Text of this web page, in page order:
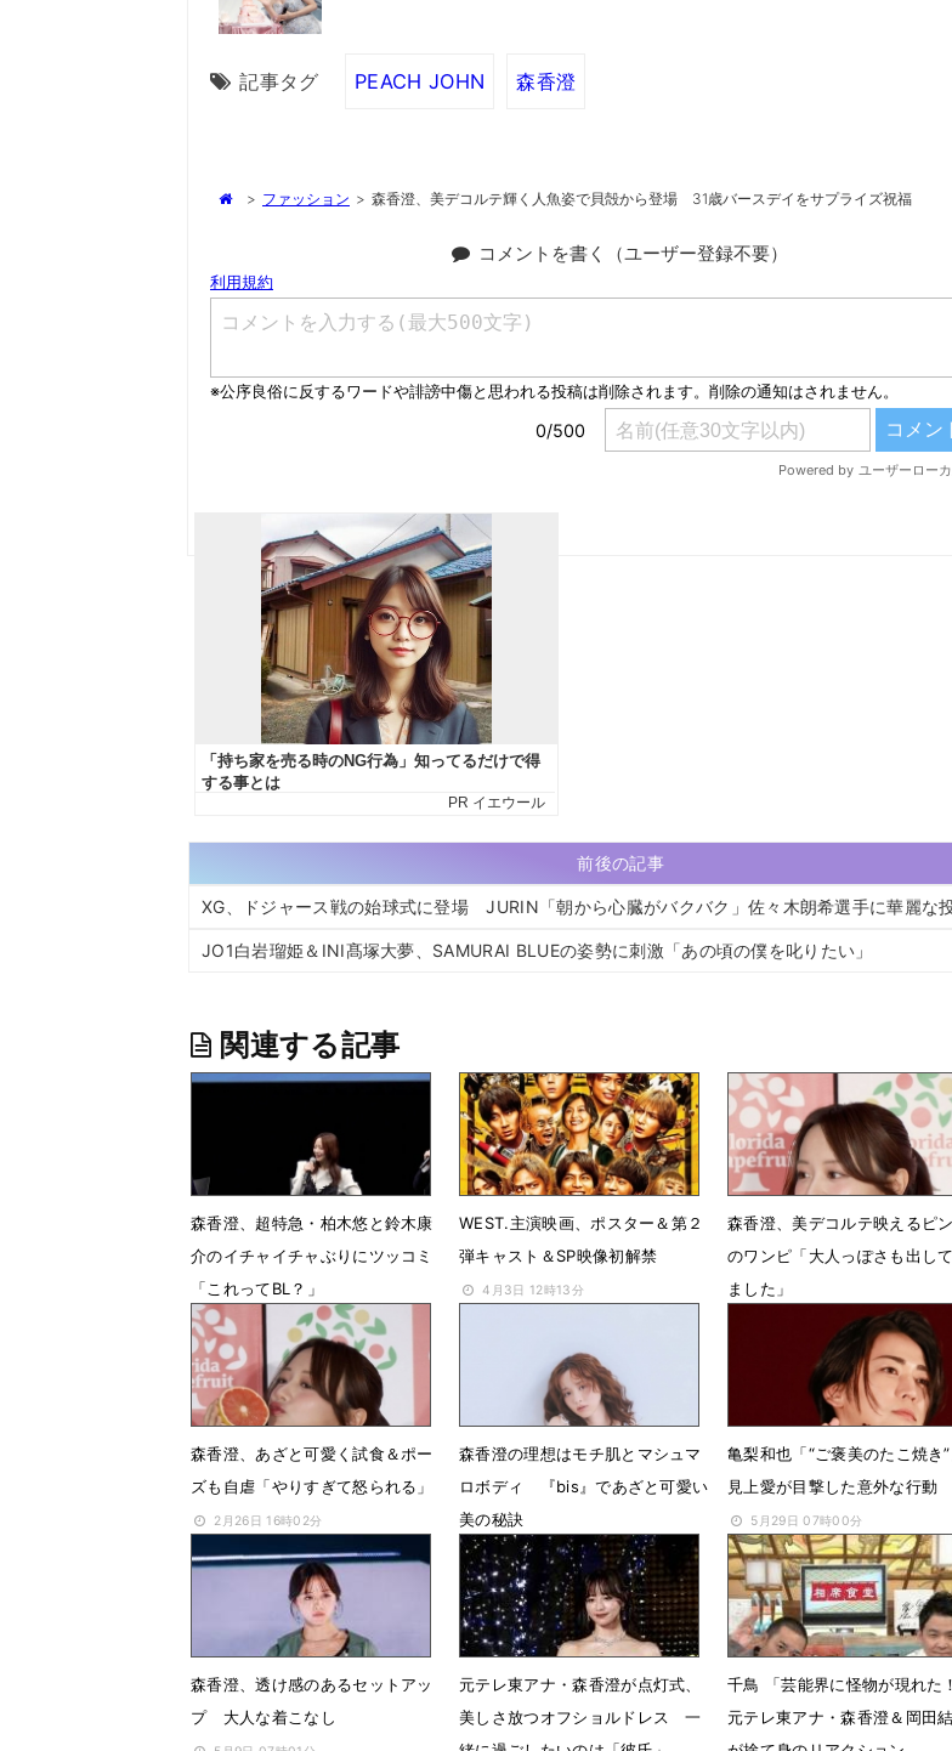
記事タグ PEACH JOHN 森香澄
> ファッション > 森香澄、美デコルテ輝く人魚姿で貝殻から登場 31歳バースデイをサプライズ祝福
コメントを書く（ユーザー登録不要）
前後の記事
XG、ドジャース戦の始球式に登場 JURIN「朝から心臓がバクバク」佐々木朗希選手に華麗な
JO1白岩瑠姫＆INI髙塚大夢、SAMURAI BLUEの姿勢に刺激「あの頃の僕を叱りたい」
関連する記事
森香澄、超特急・柏木悠と鈴木康
介のイチャイチャぶりにツッコミ
「これってBL？」
5月3日 07時30分
WEST.主演映画、ポスター＆第２
弾キャスト＆SP映像初解禁
4月3日 12時13分
森香澄、美デコルテ映えるピ
のワンピ「大人っぽさも出し
ました」
2月28日 08時50分
森香澄、あざと可愛く試食＆ポー
ズも自虐「やりすぎて怒られる」
2月26日 16時02分
森香澄の理想はモチ肌とマシュマ
ロボディ 『bis』であざと可愛い
美の秘訣
2月26日 08時46分
⻲梨和也「“ご褒美のたこ焼き”
見上愛が目撃した意外な行動
5月29日 07時00分
森香澄、透け感のあるセットアッ
プ 大人な着こなし
元テレ東アナ・森香澄が点灯式、
美しさ放つオフショルドレス 一
千鳥 「芸能界に怪物が現れた
元テレ東アナ・森香澄＆岡田